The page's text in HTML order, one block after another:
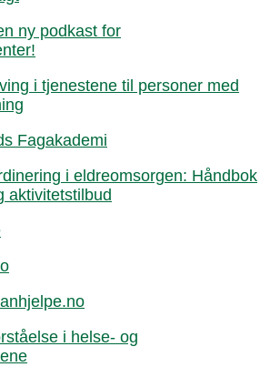
ny podkast for
i tjenestene til personer med
Fagakademi
i eldreomsorgen: Håndbok
aktivitetstilbud
i helse- og